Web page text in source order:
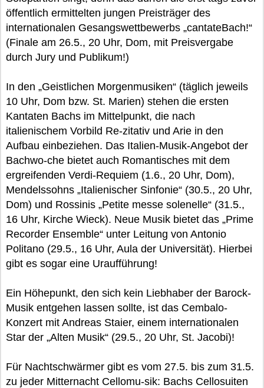
öffentlich ermittelten jungen Preisträger des
internationalen Gesangswettbewerbs „cantateBach!“
(Finale am 26.5., 20 Uhr, Dom, mit Preisvergabe
durch Jury und Publikum!)
In den „Geistlichen Morgenmusiken“ (täglich jeweils
10 Uhr, Dom bzw. St. Marien) stehen die ersten
Kantaten Bachs im Mittelpunkt, die nach
italienischem Vorbild Re-zitativ und Arie in den
Aufbau einbeziehen. Das Italien-Musik-Angebot der
Bachwo-che bietet auch Romantisches mit dem
ergreifenden Verdi-Requiem (1.6., 20 Uhr, Dom),
Mendelssohns „Italienischer Sinfonie“ (30.5., 20 Uhr,
Dom) und Rossinis „Petite messe solenelle“ (31.5.,
16 Uhr, Kirche Wieck). Neue Musik bietet das „Prime
Recorder Ensemble“ unter Leitung von Antonio
Politano (29.5., 16 Uhr, Aula der Universität). Hierbei
gibt es sogar eine Uraufführung!
Ein Höhepunkt, den sich kein Liebhaber der Barock-
Musik entgehen lassen sollte, ist das Cembalo-
Konzert mit Andreas Staier, einem internationalen
Star der „Alten Musik“ (29.5., 20 Uhr, St. Jacobi)!
Für Nachtschwärmer gibt es vom 27.5. bis zum 31.5.
zu jeder Mitternacht Cellomu-sik: Bachs Cellosuiten